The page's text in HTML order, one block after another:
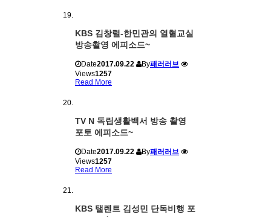
KBS 김창렬-한민관의 열혈교실
방송촬영 에피소드~
Date2017.09.22 By패러러브
Views1257
Read More
TV N 독립생활백서 방송 촬영
포토 에피소드~
Date2017.09.22 By패러러브
Views1257
Read More
KBS 탤렌트 김성민 단독비행 포